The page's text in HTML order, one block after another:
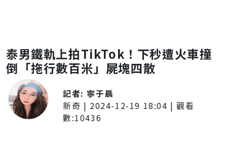
泰男鐵軌上拍TikTok！下秒遭火車撞
倒「拖行數百米」屍塊四散
記者: 寧于晨
新奇 | 2024-12-19 18:04 | 觀看
數:10436